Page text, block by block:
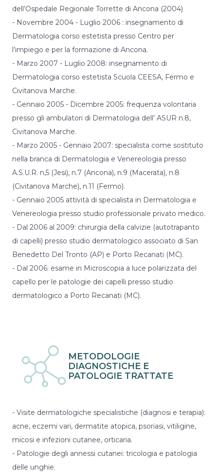
dell’Ospedale Regionale Torrette di Ancona (2004)
- Novembre 2004 - Luglio 2006 : insegnamento di
Dermatologia corso estetista presso Centro per
l’impiego e per la formazione di Ancona.
- Marzo 2007 - Luglio 2008: insegnamento di
Dermatologia corso estetista Scuola CEESA, Fermo e
Civitanova Marche.
- Gennaio 2005 - Dicembre 2005: frequenza volontaria
presso gli ambulatori di Dermatologia dell’ ASUR n.8,
Civitanova Marche.
- Marzo 2005 - Gennaio 2007: specialista come sostituto
nella branca di Dermatologia e Venereologia presso
A.S.U.R. n,5 (Jesi), n.7 (Ancona), n.9 (Macerata), n.8
(Civitanova Marche), n.11 (Fermo).
- Gennaio 2005 attività di specialista in Dermatologia e
Venereologia presso studio professionale privato medico.
- Dal 2006 al 2009: chirurgia della calvizie (autotrapanto
di capelli) presso studio dermatologico associato di San
Benedetto Del Tronto (AP) e Porto Recanati (MC).
- Dal 2006: esame in Microscopia a luce polarizzata del
capello per le patologie dei capelli presso studio
dermatologico a Porto Recanati (MC).
METODOLOGIE
DIAGNOSTICHE E
PATOLOGIE TRATTATE
- Visite dermatologiche specialistiche (diagnosi e terapia):
acne, eczemi vari, dermatite atopica, psoriasi, vitiligine,
micosi e infezioni cutanee, orticaria.
- Patologie degli annessi cutanei: tricologia e patologia
delle unghie.
Funzionalità
Per fornire
esperienza sul
nostro sito
utilizziamo
(anche di terze
parti)
aggiuntivi.
alcune
funzionalità
essere
Marketing
A volte
utilizziamo
script di
terze parti a
fini di
marketing.